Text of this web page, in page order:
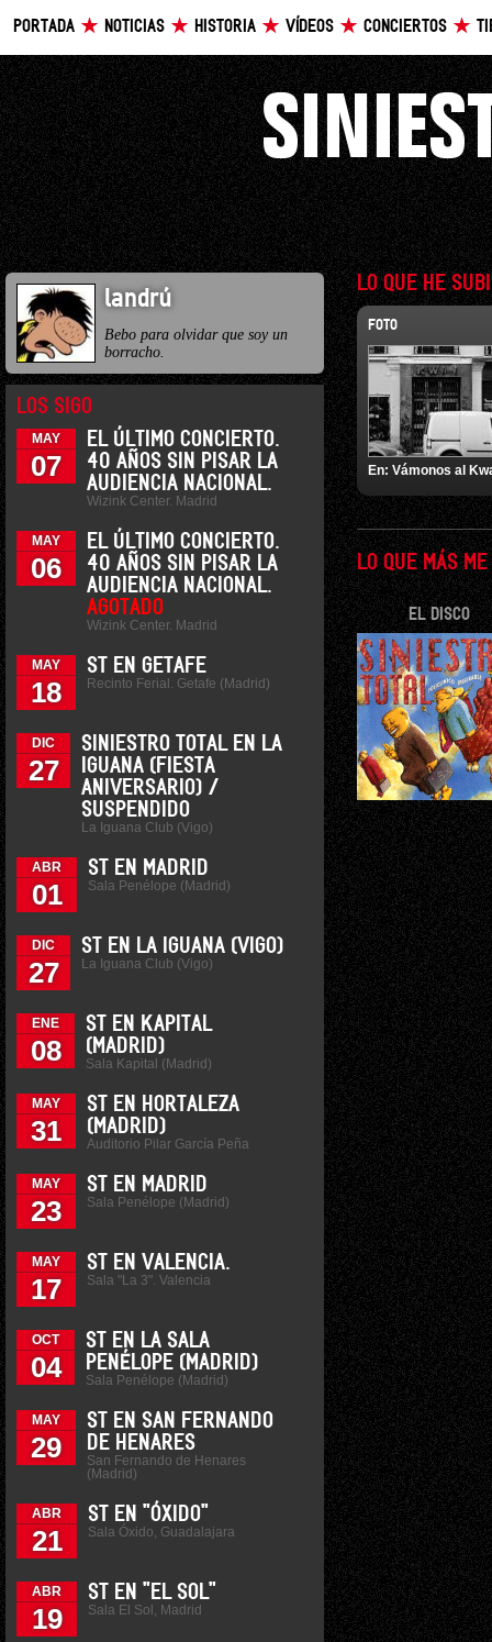
PORTADA NOTICIAS HISTORIA VÍDEOS CONCIERTOS
landrú
Bebo para olvidar que soy un
borracho.
LOS SIGO
MAY
07
EL ÚLTIMO CONCIERTO.
40 AÑOS SIN PISAR LA
AUDIENCIA NACIONAL.
Wizink Center. Madrid
MAY
06
EL ÚLTIMO CONCIERTO.
40 AÑOS SIN PISAR LA
AUDIENCIA NACIONAL.
AGOTADO
Wizink Center. Madrid
MAY
18
ST EN GETAFE
Recinto Ferial. Getafe (Madrid)
DIC
27
SINIESTRO TOTAL EN LA
IGUANA (FIESTA
ANIVERSARIO) /
SUSPENDIDO
La Iguana Club (Vigo)
ABR
01
ST EN MADRID
Sala Penélope (Madrid)
DIC
27
ST EN LA IGUANA (VIGO)
La Iguana Club (Vigo)
ENE
08
ST EN KAPITAL
(MADRID)
Sala Kapital (Madrid)
MAY
31
ST EN HORTALEZA
(MADRID)
Auditorio Pilar García Peña
MAY
23
ST EN MADRID
Sala Penélope (Madrid)
MAY
17
ST EN VALENCIA.
Sala "La 3". Valencia
OCT
04
ST EN LA SALA
PENÉLOPE (MADRID)
Sala Penélope (Madrid)
MAY
29
ST EN SAN FERNANDO
DE HENARES
San Fernando de Henares
(Madrid)
ABR
21
ST EN "ÓXIDO"
Sala Óxido, Guadalajara
ABR
19
ST EN "EL SOL"
Sala El Sol, Madrid
LO QUE HE
FOTO
En: Vámonos al
LO QUE MÁS
EL DISCO